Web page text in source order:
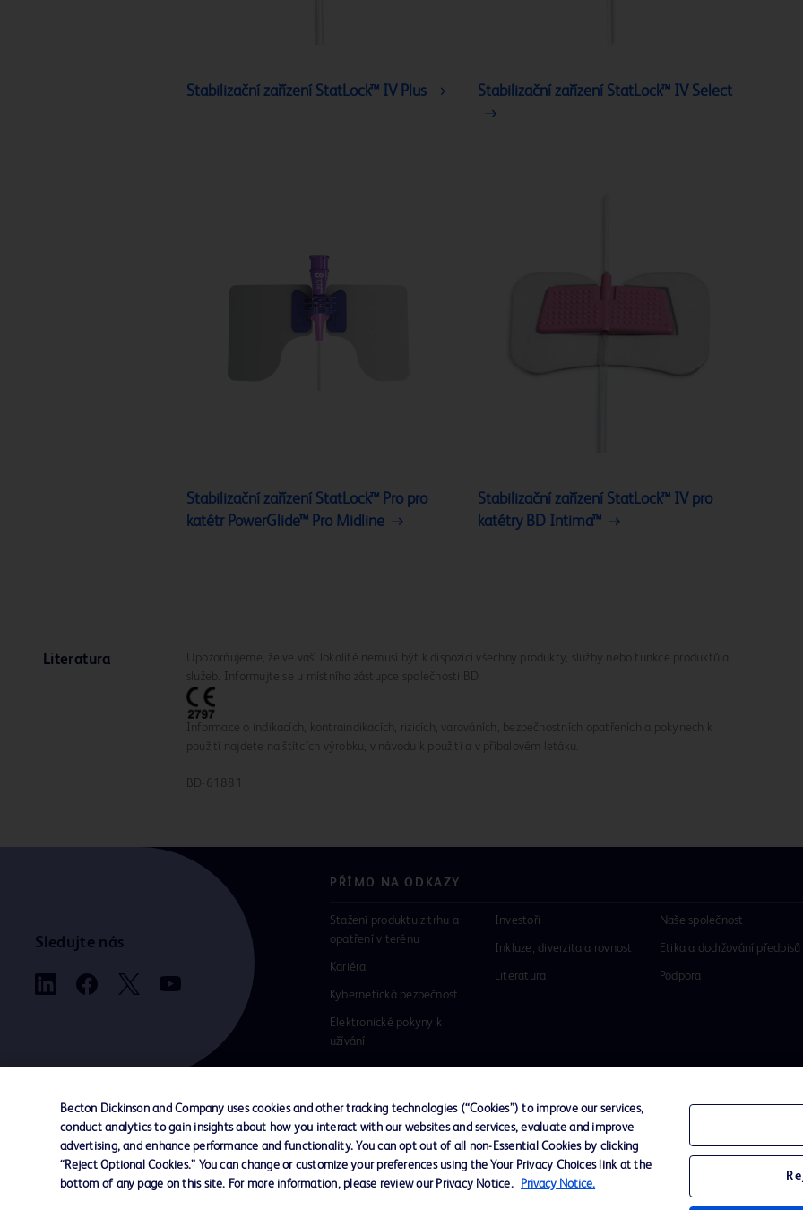
Stabilizační zařízení StatLock™ IV Plus Stabilizační zařízení StatLock™ IV Select
Stabilizační zařízení StatLock™ Pro pro
katétr PowerGlide™ Pro Midline
Stabilizační zařízení StatLock™ IV pro
katétry BD Intima™
Literatura
Upozorňujeme, že ve vaší lokalitě nemusí být k dispozici všechny produkty, služby nebo funkce produktů a
služeb. Informujte se u místního zástupce společnosti BD.
Informace o indikacích, kontraindikacích, rizicích, varováních, bezpečnostních opatřeních a pokynech k
použití najdete na štítcích výrobku, v návodu k použití a v příbalovém letáku.
BD-61881
Sledujte nás
PŘÍMO NA ODKAZY
Stažení produktu z trhu a
opatření v terénu
Kariéra
Kybernetická bezpečnost
Elektronické pokyny k
užívání
Investoři
Inkluze, diverzita a rovnost
Literatura
Naše společnost
Etika a dodržování předpisů
Podpora
Kontaktujte nás Předvolby souborů cookie Soukromí Podmínky použití
Becton Dickinson and Company uses cookies and other tracking technologies (“Cookies”) to improve our services,
conduct analytics to gain insights about how you interact with our websites and services, evaluate and improve
advertising, and enhance performance and functionality. You can opt out of all non-Essential Cookies by clicking
“Reject Optional Cookies.” You can change or customize your preferences using the Your Privacy Choices link at the
bottom of any page on this site. For more information, please review our Privacy Notice.
Privacy Notice.